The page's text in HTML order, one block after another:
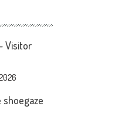
Visitor
shoegaze